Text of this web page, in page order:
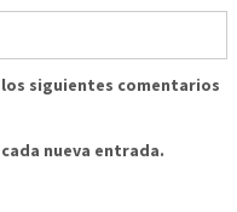
siguientes comentarios
nueva entrada.